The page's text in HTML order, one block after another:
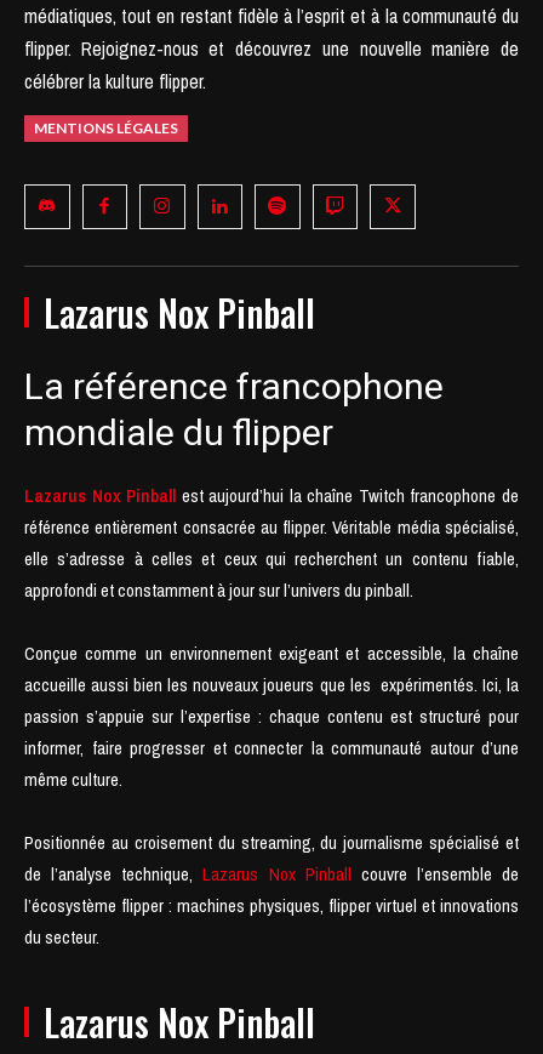
médiatiques, tout en restant fidèle à l’esprit et à la communauté du
flipper. Rejoignez-nous et découvrez une nouvelle manière de
célébrer la kulture flipper.
MENTIONS LÉGALES
Lazarus Nox Pinball
La référence francophone
mondiale du flipper
Lazarus Nox Pinball est aujourd’hui la chaîne Twitch francophone de
référence entièrement consacrée au flipper. Véritable média spécialisé,
elle s’adresse à celles et ceux qui recherchent un contenu fiable,
approfondi et constamment à jour sur l’univers du pinball.
Conçue comme un environnement exigeant et accessible, la chaîne
accueille aussi bien les nouveaux joueurs que les expérimentés. Ici, la
passion s’appuie sur l’expertise : chaque contenu est structuré pour
informer, faire progresser et connecter la communauté autour d’une
même culture.
Positionnée au croisement du streaming, du journalisme spécialisé et
de l’analyse technique,Lazarus Nox Pinball couvre l’ensemble de
l’écosystème flipper : machines physiques, flipper virtuel et innovations
du secteur.
Lazarus Nox Pinball